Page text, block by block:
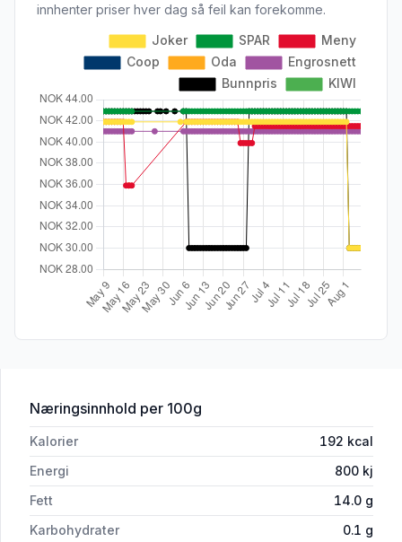
innhenter priser hver dag så feil kan forekomme.
Næringsinnhold for 'Skinkeost Tube, 175 g'
per 100g
Kalorier 192 kcal
Energi
800 kj
Fett
14.0 g
Karbohydrater
0.1 g